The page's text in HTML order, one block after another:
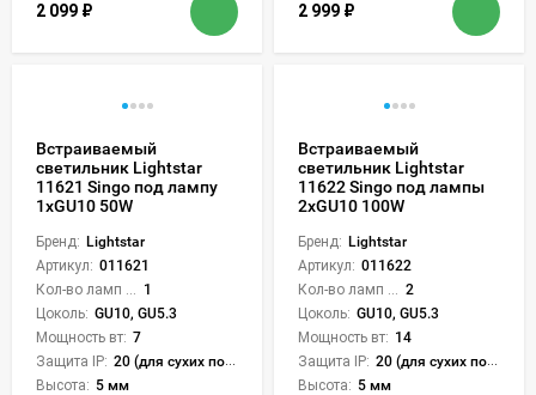
2 099 ₽ 2 999 ₽
Встраиваемый
светильник Lightstar
11621 Singo под лампу
1xGU10 50W
Бренд: Lightstar
Артикул: 011621
1
Цоколь: GU10, GU5.3
Мощность вт: 7
Защита IP: 20 (для сухих пом.)
Высота: 5 мм
Встраиваемый
светильник Lightstar
11622 Singo под лампы
2xGU10 100W
Бренд: Lightstar
Артикул: 011622
2
Цоколь: GU10, GU5.3
Мощность вт: 14
Защита IP: 20 (для сухих пом.)
Высота: 5 мм